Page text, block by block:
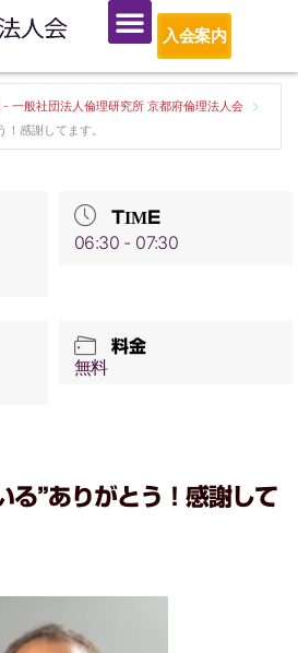
入会案内
- 一般社団法人倫理研究所 京都府倫理法人会
！感謝してます。
TIME
06:30 - 07:30
料金
無料
る”ありがとう！感謝して